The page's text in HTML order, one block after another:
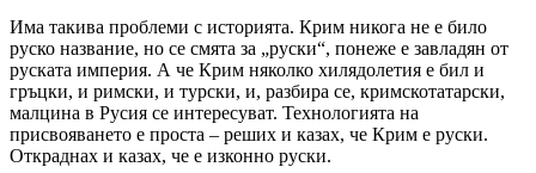
Има такива проблеми с историята. Крим никога не е било
руско название, но се смята за „руски“, понеже е завладян от
руската империя. А че Крим няколко хилядолетия е бил и
гръцки, и римски, и турски, и, разбира се, кримскотатарски,
малцина в Русия се интересуват. Технологията на
присвояването е проста – реших и казах, че Крим е руски.
Откраднах и казах, че е изконно руски.